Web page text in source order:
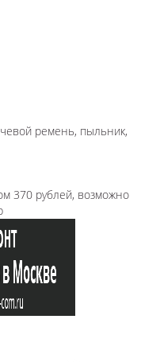
ремень, пыльник,
370 рублей, возможно